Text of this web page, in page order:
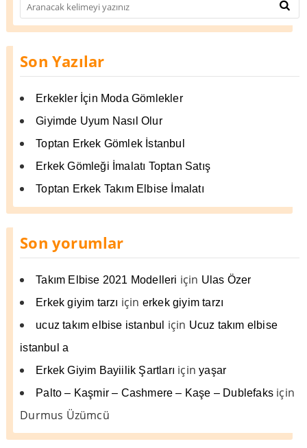
Son Yazılar
Erkekler İçin Moda Gömlekler
Giyimde Uyum Nasıl Olur
Toptan Erkek Gömlek İstanbul
Erkek Gömleği İmalatı Toptan Satış
Toptan Erkek Takım Elbise İmalatı
Son yorumlar
Takım Elbise 2021 Modelleri için Ulas Özer
Erkek giyim tarzı için erkek giyim tarzı
ucuz takım elbise istanbul
için Ucuz takım elbise
istanbul a
Erkek Giyim Bayiilik Şartları içinyaşar
Palto – Kaşmir – Cashmere – Kaşe – Dublefaksiçin
Durmus Üzümcü